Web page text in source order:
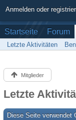
Anmelden oder
Startseite Forum
Letzte Aktivitäten
Mitglieder
Letzte
Diese Seite verwendet